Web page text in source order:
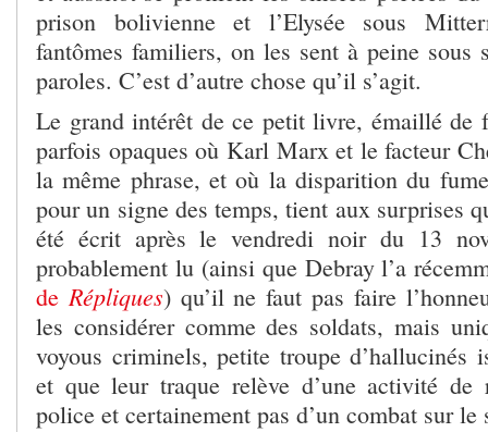
prison bolivienne et l’Elysée sous
fantômes familiers, on les sent à peine sous
paroles. C’est d’autre chose qu’il s’agit.
Le grand intérêt de ce petit livre, émaillé de
parfois opaques où Karl Marx et le facteur
la même phrase, et où la disparition du
pour un signe des temps, tient aux surprises
été écrit après le vendredi noir du 13
probablement lu (ainsi que Debray l’a
de Répliques) qu’il ne faut pas faire
les considérer comme des soldats, mais
voyous criminels, petite troupe d’hallucinés
et que leur traque relève d’une activité de
police et certainement pas d’un combat sur le